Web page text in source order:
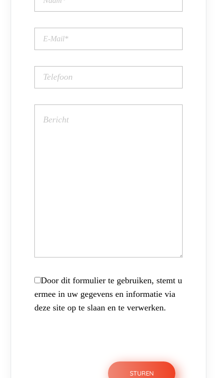
Door dit formulier te gebruiken, stemt u
ermee in uw gegevens en informatie via
deze site op te slaan en te verwerken.